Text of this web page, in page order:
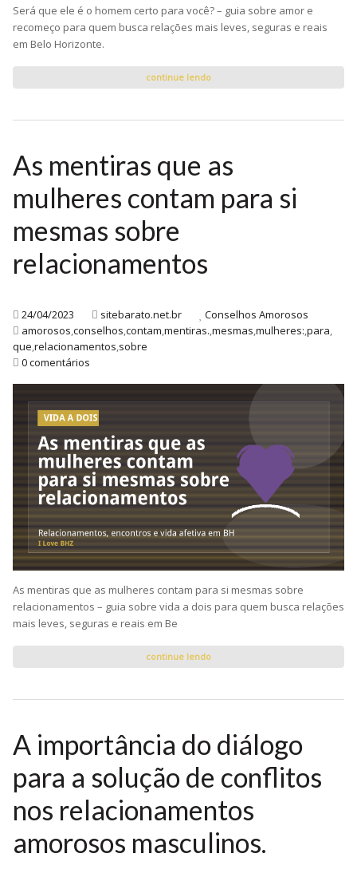
Será que ele é o homem certo para você? – guia sobre amor e
recomeço para quem busca relações mais leves, seguras e reais
em Belo Horizonte.
continue lendo
As mentiras que as
mulheres contam para si
mesmas sobre
relacionamentos
24/04/2023 sitebarato.net.br
Conselhos Amorosos
amorosos,conselhos,contam,mentiras.,mesmas,mulheres:,para,
que,relacionamentos,sobre
0 comentários
As mentiras que as mulheres contam para si mesmas sobre
relacionamentos – guia sobre vida a dois para quem busca relações
mais leves, seguras e reais em Be
continue lendo
A importância do diálogo
para a solução de conflitos
nos relacionamentos
amorosos masculinos.